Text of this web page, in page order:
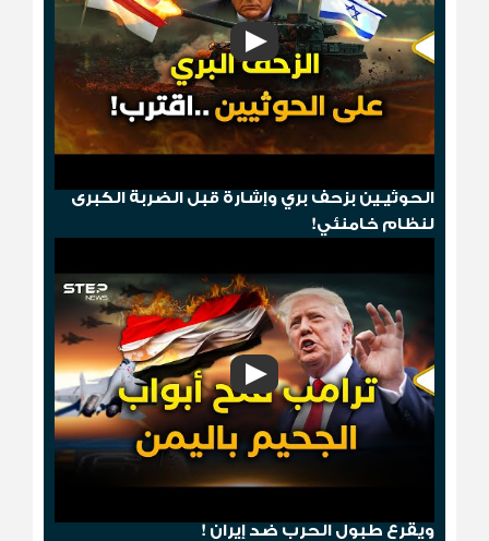
الحوثيـين بزحف بري وإشارة قبل الضربة الكبرى
لنظام خامنئي!
ويقرع طبول الحرب ضد إيران !